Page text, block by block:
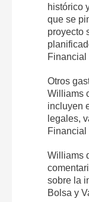
histórico
que se
proyecto
Financial
Otros
Williams
incluyen
legales,
Financial
Williams
sobre la
Bolsa y